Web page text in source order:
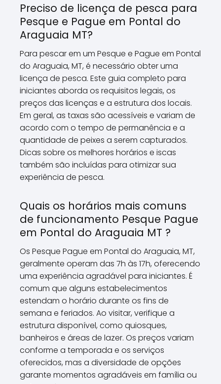
Preciso de licença de pesca para
Pesque e Pague em Pontal do
Araguaia MT?
Para pescar em um Pesque e Pague em Pontal
do Araguaia, MT, é necessário obter uma
licença de pesca. Este guia completo para
iniciantes aborda os requisitos legais, os
preços das licenças e a estrutura dos locais.
Em geral, as taxas são acessíveis e variam de
acordo com o tempo de permanência e a
quantidade de peixes a serem capturados.
Dicas sobre os melhores horários e iscas
também são incluídas para otimizar sua
experiência de pesca.
Quais os horários mais comuns
de funcionamento Pesque Pague
em Pontal do Araguaia MT ?
Os Pesque Pague em Pontal do Araguaia, MT,
geralmente operam das 7h às 17h, oferecendo
uma experiência agradável para iniciantes. É
comum que alguns estabelecimentos
estendam o horário durante os fins de
semana e feriados. Ao visitar, verifique a
estrutura disponível, como quiosques,
banheiros e áreas de lazer. Os preços variam
conforme a temporada e os serviços
oferecidos, mas a diversidade de opções
garante momentos agradáveis em família ou